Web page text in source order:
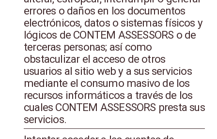
errores o daños en los documentos
electrónicos, datos o sistemas físicos y
lógicos de CONTEM ASSESSORS o de
terceras personas; así como
obstaculizar el acceso de otros
usuarios al sitio web y a sus servicios
mediante el consumo masivo de los
recursos informáticos a través de los
cuales CONTEM ASSESSORS presta sus
servicios.